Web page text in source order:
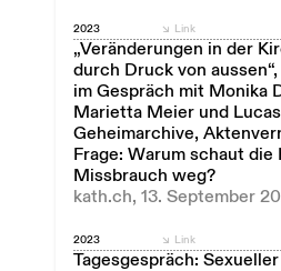
2023
„Veränderungen in der
durch Druck von
im Gespräch mit Monika
Marietta Meier und
Geheimarchive,
Frage: Warum schaut die
Missbrauch weg?
kath.ch, 13. September
Link
2023
Tagesgespräch:
Link